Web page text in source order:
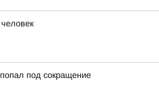
под сокращение